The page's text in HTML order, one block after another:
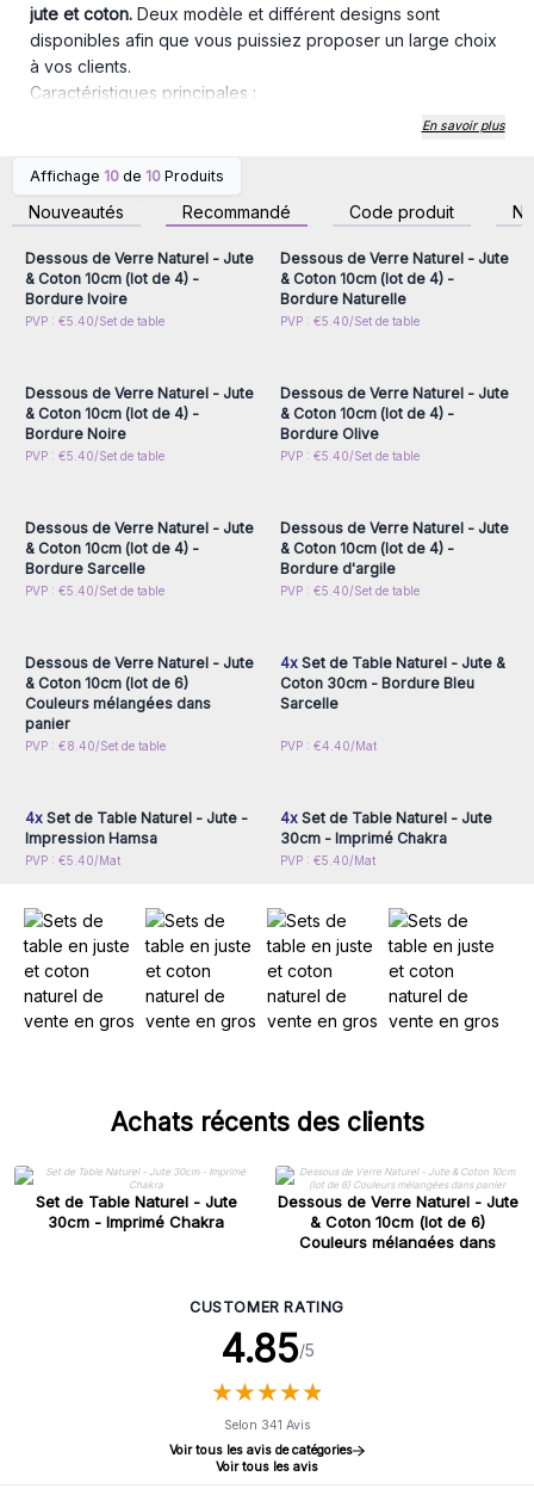
jute et coton.Deux modèle et différent designs sont
disponibles afin que vous puissiez proposer un large choix
à vos clients.
Caractéristiques principales :
Nos sets de table sont fabriqués à partir
l'environnement et durables, offrant un aspect naturel et
Design Élégant :
Le mélange harmonieux de jute et de coton
crée un design intemporel qui s'intègre parfaitement dans
n'importe quelle cuisine ou salle à manger. Retrouvez
desmodèles simples et classiques, mais également des
imprimés aux motifs ésotériques, dans la tradition de AW
Durabilité Exceptionnelle : Les sets de table en jute et coton
de gamme grossiste sont conçus pour résister à l'usure
quotidienne. Ils protègeront votre table tout en conservant
leur beauté naturelle au fil du temps.
votre table des éraflures, des taches et de la chaleur des
plats.
Distinguez-vous avec l'authenticité et la qualité de nos sets
En savoir plus
Affichage 10 de 10 Produits
Nouveautés Recommandé Code produit
Connectez-vous ou
inscrivez-vous pour
accéder aux prix de gros
Dessous de Verre Naturel - Jute
& Coton 10cm (lot de 4) -
Bordure Ivoire
PVP : €5.40/Set de table
inscrivez-vous pour
accéder aux prix de gros
Dessous de Verre Naturel - Jute
& Coton 10cm (lot de 4) -
Bordure Naturelle
PVP : €5.40/Set de table
Connectez-vous ou
Dessous de Verre Naturel - Jute
& Coton 10cm (lot de 4) -
Bordure Noire
PVP : €5.40/Set de table
Connectez-vous ou
Dessous de Verre Naturel - Jute
& Coton 10cm (lot de 4) -
Bordure Olive
PVP : €5.40/Set de table
Connectez-vous ou
Dessous de Verre Naturel - Jute
& Coton 10cm (lot de 4) -
Bordure Sarcelle
PVP : €5.40/Set de table
Connectez-vous ou
Dessous de Verre Naturel - Jute
& Coton 10cm (lot de 4) -
Bordure d'argile
PVP : €5.40/Set de table
Connectez-vous ou
Dessous de Verre Naturel - Jute
& Coton 10cm (lot de 6)
Couleurs mélangées dans
panier
PVP : €8.40/Set de table
Connectez-vous ou
4xSet de Table Naturel - Jute &
Coton 30cm - Bordure Bleu
Sarcelle
PVP : €4.40/Mat
Connectez-vous ou
4xSet de Table Naturel - Jute -
Impression Hamsa
PVP : €5.40/Mat
Connectez-vous ou
4xSet de Table Naturel - Jute
30cm - Imprimé Chakra
PVP : €5.40/Mat
Achats récents des clients
Set de Table Naturel - Jute
30cm - Imprimé Chakra
Dessous de Verre Naturel - Jute
& Coton 10cm (lot de 6)
Couleurs mélangées dans
CUSTOMER RATING
4.85/5
★★★★★
★★★★★
Selon 341 Avis
Voir tous les avis de catégories
Voir tous les avis